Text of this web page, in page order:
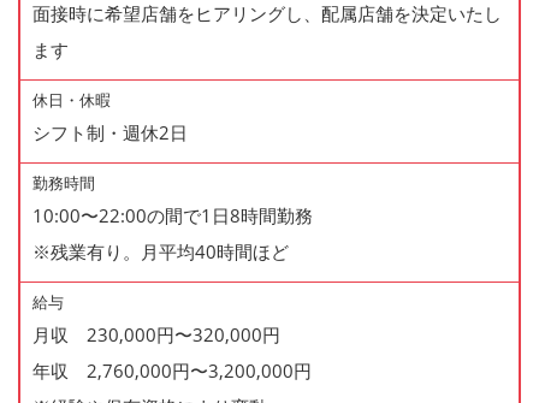
面接時に希望店舗をヒアリングし、配属店舗を決定いたし
ます
休日・休暇
シフト制・週休2日
勤務時間
10:00〜22:00の間で1日8時間勤務
※残業有り。月平均40時間ほど
給与
月収 230,000円〜320,000円
年収 2,760,000円〜3,200,000円